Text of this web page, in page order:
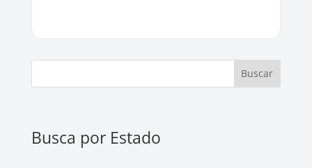
Buscar
Busca por Estado